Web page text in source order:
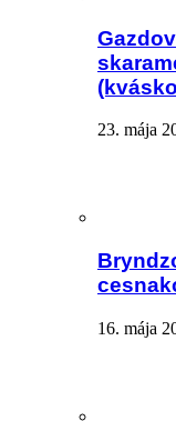
23. mája
16. mája